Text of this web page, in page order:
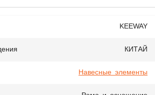
KEEWAY
КИТАЙ
Навесные элементы